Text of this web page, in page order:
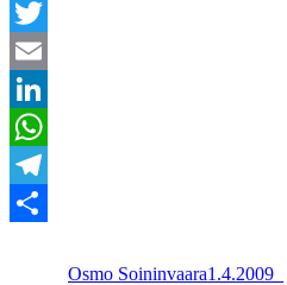
Facebook
Twitter
Email
LinkedIn
WhatsApp
Telegram
Osmo Soininvaara1.4.2009